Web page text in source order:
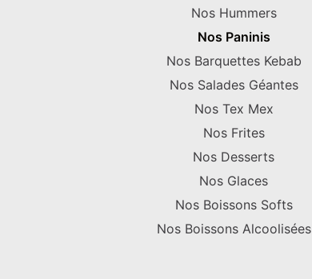
Nos Hummers
Nos Paninis
Nos Barquettes Kebab
Nos Salades Géantes
Nos Tex Mex
Nos Frites
Nos Desserts
Nos Glaces
Nos Boissons Softs
Nos Boissons Alcoolisées